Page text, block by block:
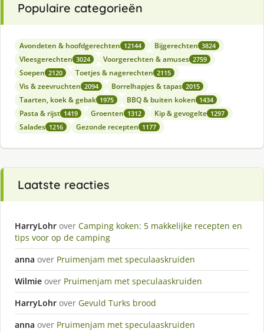
Populaire categorieën
Avondeten & hoofdgerechten 12144 Bijgerechten 3824
Vleesgerechten 3024 Voorgerechten & amuses 2759
Soepen 2120 Toetjes & nagerechten 2115
Vis & zeevruchten 2094 Borrelhapjes & tapas 2015
Taarten, koek & gebak 1975 BBQ & buiten koken 1434
Pasta & rijst 1419 Groenten 1312 Kip & gevogelte 1297
Salades 1216 Gezonde recepten 1177
Laatste reacties
HarryLohr over Camping koken: 5 makkelijke recepten en
tips voor op de camping
anna over Pruimenjam met speculaaskruiden
Wilmie over Pruimenjam met speculaaskruiden
HarryLohr over Gevuld Turks brood
anna over Pruimenjam met speculaaskruiden